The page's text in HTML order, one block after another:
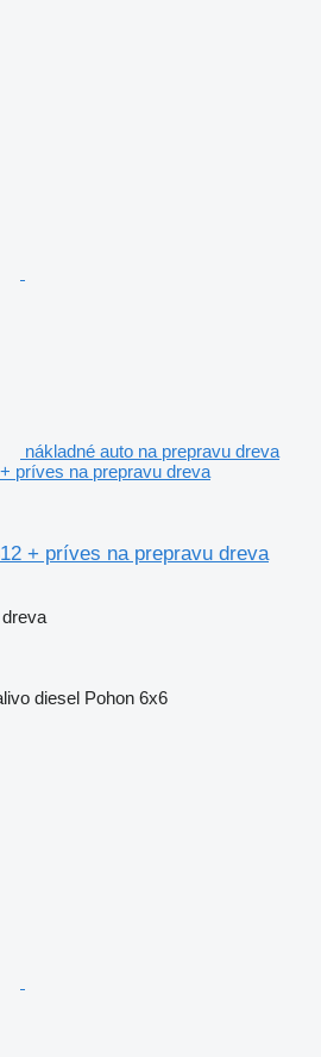
nákladné auto na prepravu dreva
príves na prepravu dreva
+ príves na prepravu dreva
diesel Pohon 6x6